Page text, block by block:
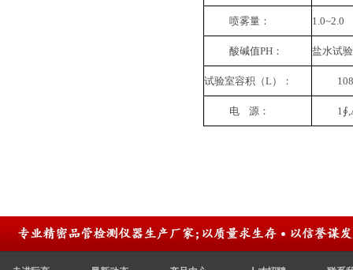
喷雾量： 1.0~2.0
酸碱值PH： 盐水试
试验室容积（L）：
电 源：